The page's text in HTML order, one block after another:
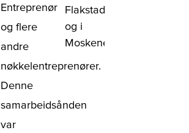
Entreprenør
og flere
andre
nøkkelentreprenører.
Denne
samarbeidsånden
var
Flakstad
og i
Moskenes